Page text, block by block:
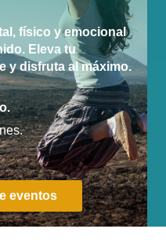
físico y emocional
Eleva tu
y disfruta al máximo.
eventos